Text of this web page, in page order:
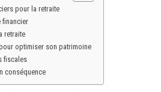
pour la retraite
financier
retraite
optimiser son patrimoine
fiscales
conséquence